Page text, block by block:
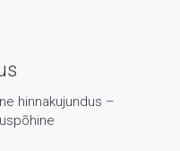
hinnakujundus –